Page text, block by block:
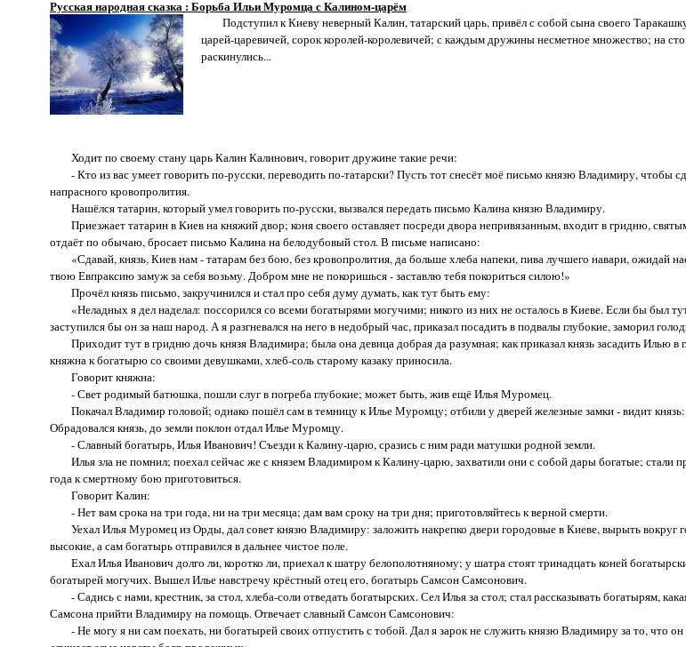
Русская народная сказка : Борьба Ильи Муромца с Калином-царём
Подступил к Киеву неверный Калин, татарский царь, привёл с собой сына своего
царей-царевичей, сорок королей-королевичей; с каждым дружины несметное множество; на
раскинулись...
Ходит по своему стану царь Калин Калинович, говорит дружине такие речи:
- Кто из вас умеет говорить по-русски, переводить по-татарски? Пусть тот снесёт моё письмо князю Владимиру, чтобы
напрасного кровопролития.
Нашёлся татарин, который умел говорить по-русски, вызвался передать письмо Калина князю Владимиру.
Приезжает татарин в Киев на княжий двор; коня своего оставляет посреди двора непривязанным, входит в гридню,
отдаёт по обычаю, бросает письмо Калина на белодубовый стол. В письме написано:
«Сдавай, князь, Киев нам - татарам без бою, без кровопролития, да боль­ше хлеба напеки, пива лучшего навари, ожидай
твою Евпраксию замуж за себя возьму. Добром мне не поко­ришься - заставлю тебя покориться силою!»
Прочёл князь письмо, закручинился и стал про себя думу думать, как тут быть ему:
«Неладных я дел наделал: поссорился со всеми богатырями могучими; никого из них не осталось в Киеве. Если бы был
заступился бы он за наш народ. А я разгневался на него в недобрый час, приказал посадить в подвалы глубокие, заморил
Приходит тут в гридню дочь князя Владимира; была она девица добрая да разумная; как приказал князь засадить Илью в
княжна к богатырю со своими девушками, хлеб-соль старому казаку приносила.
Говорит княжна:
- Свет родимый батюшка, пошли слуг в погреба глубокие; может быть, жив ещё Илья Муромец.
Покачал Владимир головой; однако пошёл сам в темницу к Илье Муромцу; отбили у дверей железные замки - видит
Обрадовался князь, до земли поклон отдал Илье Муромцу.
- Славный богатырь, Илья Иванович! Съезди к Калину-царю, сразись с ним ради матушки родной земли.
Илья зла не помнил; поехал сейчас же с князем Владимиром к Калину-царю, захватили они с собой дары богатые; стали
года к смертному бою приготовиться.
Говорит Калин:
- Нет вам срока на три года, ни на три месяца; дам вам сроку на три дня; приготовляйтесь к верной смерти.
Уехал Илья Муромец из Орды, дал совет князю Владимиру: заложить накрепко двери городовые в Киеве, вырыть вокруг
высокие, а сам богатырь отправился в дальнее чистое поле.
Ехал Илья Иванович долго ли, коротко ли, приехал к шатру белополотняному; у шатра стоят тринадцать коней
богатырей могучих. Вышел Илье навстречу крёстный отец его, богатырь Самсон Самсонович.
- Садись с нами, крестник, за стол, хлеба-соли отведать богатырских. Сел Илья за стол; стал рассказывать богатырям,
Самсона прийти Владимиру на помощь. Отвечает славный Самсон Самсонович:
- Не могу я ни сам поехать, ни богатырей своих отпустить с тобой. Дал я зарок не служить князю Владимиру за то, что